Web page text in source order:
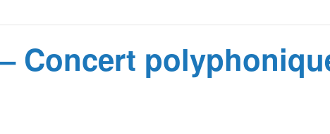
Concert